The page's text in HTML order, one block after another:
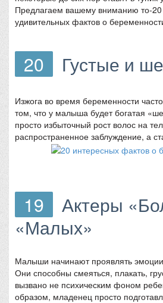
Предлагаем вашему вниманию то-
удивительных фактов о
20 Густые и
Изжога во время беременности
том, что у малыша будет богатая
просто избыточный рост волос на
распространенное заблуждение, а
19
Актеры
«Малых»
Малыши начинают проявлять
Они способны смеяться, плакать,
вызвано не психическим фоном
образом, младенец просто